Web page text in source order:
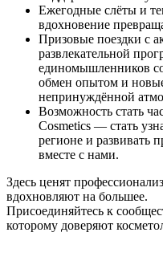
Ежегодные слёты и
вдохновение
Призовые поездки с
развлекательной
единомышленников
обмен опытом и
непринуждённой
Возможность стать
Cosmetics — стать
регионе и развивать
вместе с нами.
Здесь ценят
вдохновляют на большее.
Присоединяйтесь к
которому доверяют